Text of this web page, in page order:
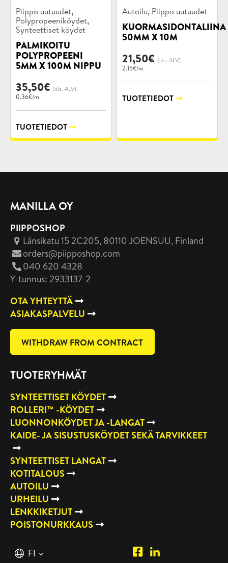
Tuotekategoriat:
Piippo uutuudet,
Polypropeeniköydet,
Synteettiset köydet
PALMIKOITU
POLYPROPEENI
5MM X 100M NIPPU
35,50€ (sis. ALV)
0.36€/m
TUOTETIEDOT
Tuotekategoriat:
Autoilu, Piippo uutuudet
KUORMASIDONTALIINA
50MM X 10M
21,50€ (sis. ALV)
2.15€/m
TUOTETIEDOT
MANILLA OY
PIIPPOSHOP
Länsikatu 15 2C205, 80110 JOENSUU, Finland
orders@piipposhop.com
040 620 4328
Y-tunnus: 2933137-2
OTA YHTEYTTÄ
ASIAKASPALVELU
WITHDRAW FROM CONTRACT
TUOTERYHMÄT
SYNTEETTISET KÖYDET
ROLLERI™ -KÖYDET
LUONNONKÖYDET JA -LANGAT
KAIDE- JA SISUSTUSKÖYDET SEKÄ TARVIKKEET
SYNTEETTISET LANGAT
KOTITALOUS
AUTOILU
URHEILU
LENKKIKETJUT
POISTONURKKAUS
Suomi
FI
Piipposhop.com
Manilla